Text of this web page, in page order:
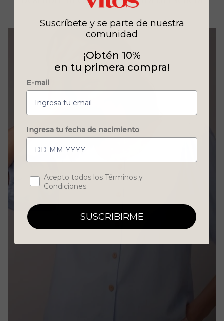
Blusas
Suscríbete y se parte de nuestra
comunidad
¡Obtén 10%
en tu primera compra!
E-mail
Ingresa tu fecha de nacimiento
ConcentAcepto todos los Términos y
Condiciones.
SUSCRIBIRME